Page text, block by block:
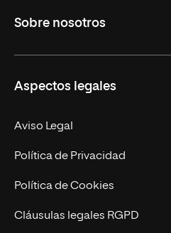
Másteres Oficiales
Doctorados
Experto Universitario
Postgrados
Cursos Universitarios
Sobre nosotros
Facultades
Nuestro Equipo
Trabaja en UNIR
Actualidad
UNIR Revista
Aspectos legales
Aviso Legal
Política de Privacidad
Política de Cookies
Cláusulas legales RGPD